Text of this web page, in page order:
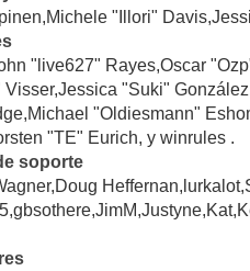
"Illori"
"live627" Rayes,Oscar
Visser,Jessica "Suki"
"Oldiesmann"
"TE" Eurich, y winrules .
soporte